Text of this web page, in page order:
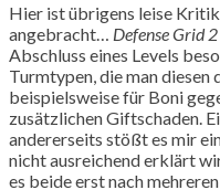
Hier ist übrigens leise
angebracht… Defense Grid 2
Abschluss eines Levels
Turmtypen, die man diesen
beispielsweise für Boni
zusätzlichen Giftschaden.
andererseits stößt es mir
nicht ausreichend erklärt
es beide erst nach